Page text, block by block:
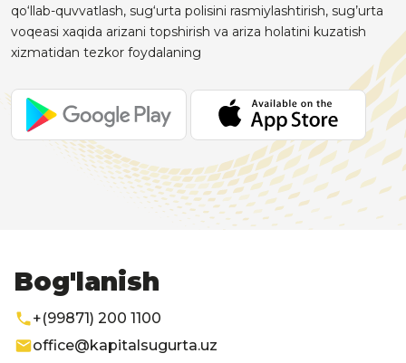
qo‘llab-quvvatlash, sug‘urta polisini rasmiylashtirish, sug’urta
voqeasi xaqida arizani topshirish va ariza holatini kuzatish
xizmatidan tezkor foydalaning
Bog'lanish
+(99871) 200 1100
office@kapitalsugurta.uz